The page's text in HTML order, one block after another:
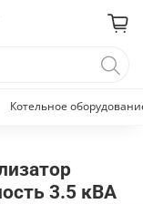
Котельное
3.5 кВА